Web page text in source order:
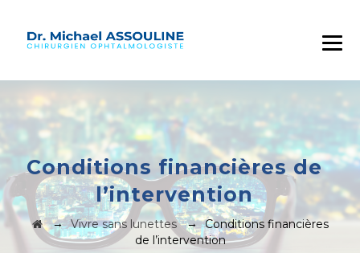
Conditions financières de
l’intervention
→Vivre sans lunettes→Conditions financières
de l’intervention